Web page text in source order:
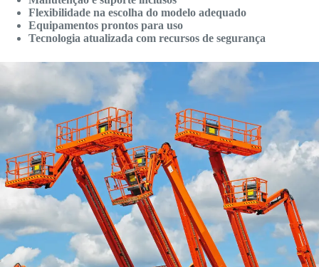
Flexibilidade na escolha do modelo adequado
Equipamentos prontos para uso
Tecnologia atualizada com recursos de segurança